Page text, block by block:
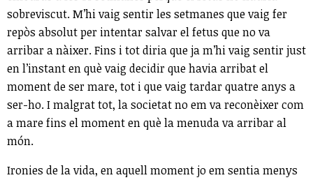
sobreviscut. M’hi vaig sentir les setmanes que vaig fer
repòs absolut per intentar salvar el fetus que no va
arribar a nàixer. Fins i tot diria que ja m’hi vaig sentir just
en l’instant en què vaig decidir que havia arribat el
moment de ser mare, tot i que vaig tardar quatre anys a
ser-ho. I malgrat tot, la societat no em va reconèixer com
a mare fins el moment en què la menuda va arribar al
món.
Ironies de la vida, en aquell moment jo em sentia menys